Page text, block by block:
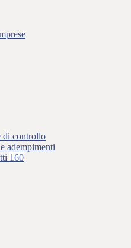
di controllo
adempimenti
160